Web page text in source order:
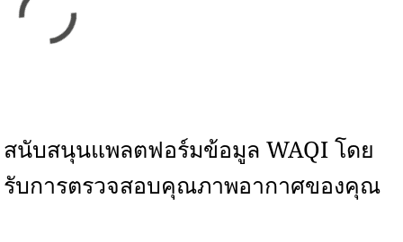
สนับสนุนแพลตฟอร์มข้อมูล WAQI โดย
รับการตรวจสอบคุณภาพอากาศของคุณ